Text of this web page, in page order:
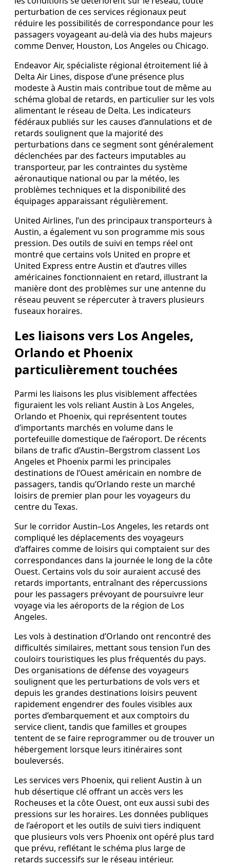
perturbation de ces services régionaux peut
réduire les possibilités de correspondance pour les
passagers voyageant au-delà via des hubs majeurs
comme Denver, Houston, Los Angeles ou Chicago.
Endeavor Air, spécialiste régional étroitement lié à
Delta Air Lines, dispose d’une présence plus
modeste à Austin mais contribue tout de même au
schéma global de retards, en particulier sur les vols
alimentant le réseau de Delta. Les indicateurs
fédéraux publiés sur les causes d’annulations et de
retards soulignent que la majorité des
perturbations dans ce segment sont généralement
déclenchées par des facteurs imputables au
transporteur, par les contraintes du système
aéronautique national ou par la météo, les
problèmes techniques et la disponibilité des
équipages apparaissant régulièrement.
United Airlines, l’un des principaux transporteurs à
Austin, a également vu son programme mis sous
pression. Des outils de suivi en temps réel ont
montré que certains vols United en propre et
United Express entre Austin et d’autres villes
américaines fonctionnaient en retard, illustrant la
manière dont des problèmes sur une antenne du
réseau peuvent se répercuter à travers plusieurs
fuseaux horaires.
Les liaisons vers Los Angeles,
Orlando et Phoenix
particulièrement touchées
Parmi les liaisons les plus visiblement affectées
figuraient les vols reliant Austin à Los Angeles,
Orlando et Phoenix, qui représentent toutes
d’importants marchés en volume dans le
portefeuille domestique de l’aéroport. De récents
bilans de trafic d’Austin–Bergstrom classent Los
Angeles et Phoenix parmi les principales
destinations de l’Ouest américain en nombre de
passagers, tandis qu’Orlando reste un marché
loisirs de premier plan pour les voyageurs du
centre du Texas.
Sur le corridor Austin–Los Angeles, les retards ont
compliqué les déplacements des voyageurs
d’affaires comme de loisirs qui comptaient sur des
correspondances dans la journée le long de la côte
Ouest. Certains vols du soir auraient accusé des
retards importants, entraînant des répercussions
pour les passagers prévoyant de poursuivre leur
voyage via les aéroports de la région de Los
Angeles.
Les vols à destination d’Orlando ont rencontré des
difficultés similaires, mettant sous tension l’un des
couloirs touristiques les plus fréquentés du pays.
Des organisations de défense des voyageurs
soulignent que les perturbations de vols vers et
depuis les grandes destinations loisirs peuvent
rapidement engendrer des foules visibles aux
portes d’embarquement et aux comptoirs du
service client, tandis que familles et groupes
tentent de se faire reprogrammer ou de trouver un
hébergement lorsque leurs itinéraires sont
bouleversés.
Les services vers Phoenix, qui relient Austin à un
hub désertique clé offrant un accès vers les
Rocheuses et la côte Ouest, ont eux aussi subi des
pressions sur les horaires. Les données publiques
de l’aéroport et les outils de suivi tiers indiquent
que plusieurs vols vers Phoenix ont opéré plus tard
que prévu, reflétant le schéma plus large de
retards successifs sur le réseau intérieur.